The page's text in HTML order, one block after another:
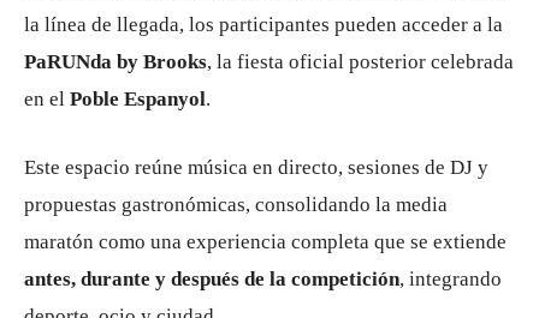
la línea de llegada, los participantes pueden acceder a la
PaRUNda by Brooks, la fiesta oficial posterior celebrada
en el Poble Espanyol.
Este espacio reúne música en directo, sesiones de DJ y
propuestas gastronómicas, consolidando la media
maratón como una experiencia completa que se extiende
antes, durante y después de la competición, integrando